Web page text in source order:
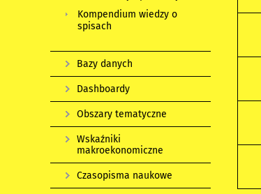
Kompendium wiedzy o
spisach
Bazy danych
Dashboardy
Obszary tematyczne
Wskaźniki
makroekonomiczne
Czasopisma naukowe